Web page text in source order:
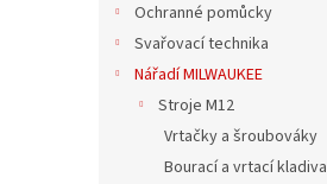
Ochranné pomůcky
Svařovací technika
Nářadí MILWAUKEE
Stroje M12
Vrtačky a šroubováky
Bourací a vrtací kladiva